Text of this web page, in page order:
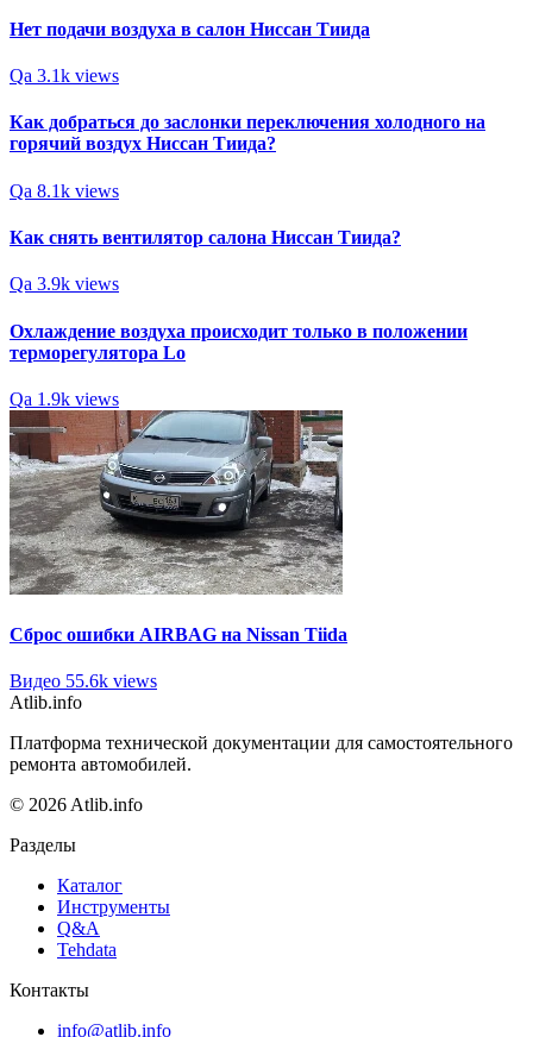
Нет подачи воздуха в салон Ниссан Тиида
Qa 3.1k views
Как добраться до заслонки переключения холодного на
горячий воздух Ниссан Тиида?
Qa 8.1k views
Как снять вентилятор салона Ниссан Тиида?
Qa 3.9k views
Охлаждение воздуха происходит только в положении
терморегулятора Lo
Qa 1.9k views
Сброс ошибки AIRBAG на Nissan Tiida
Видео 55.6k views
Atlib.info
Платформа технической документации для самостоятельного
ремонта автомобилей.
© 2026 Atlib.info
Разделы
Каталог
Инструменты
Q&A
Tehdata
Контакты
info@atlib.info